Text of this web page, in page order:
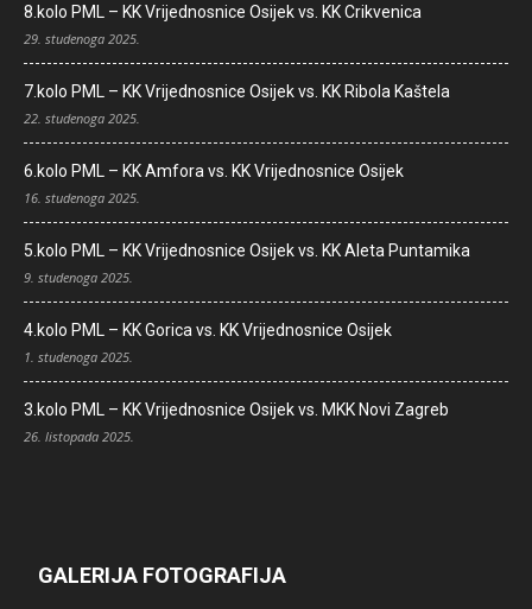
8.kolo PML – KK Vrijednosnice Osijek vs. KK Crikvenica
29. studenoga 2025.
7.kolo PML – KK Vrijednosnice Osijek vs. KK Ribola Kaštela
22. studenoga 2025.
6.kolo PML – KK Amfora vs. KK Vrijednosnice Osijek
16. studenoga 2025.
5.kolo PML – KK Vrijednosnice Osijek vs. KK Aleta Puntamika
9. studenoga 2025.
4.kolo PML – KK Gorica vs. KK Vrijednosnice Osijek
1. studenoga 2025.
3.kolo PML – KK Vrijednosnice Osijek vs. MKK Novi Zagreb
26. listopada 2025.
GALERIJA FOTOGRAFIJA